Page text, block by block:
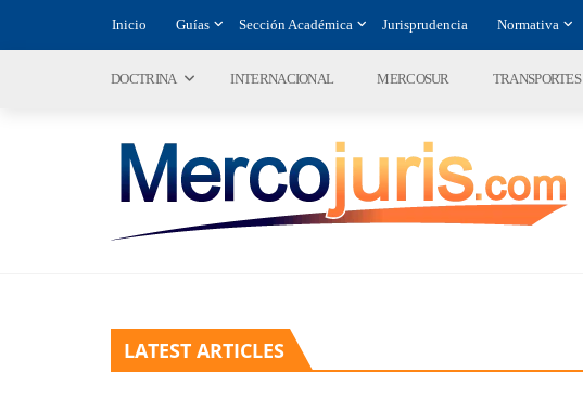
Inicio Guías Sección Académica Jurisprudencia Normativa
DOCTRINA INTERNACIONAL MERCOSUR TRANSPORTES
LATEST ARTICLES